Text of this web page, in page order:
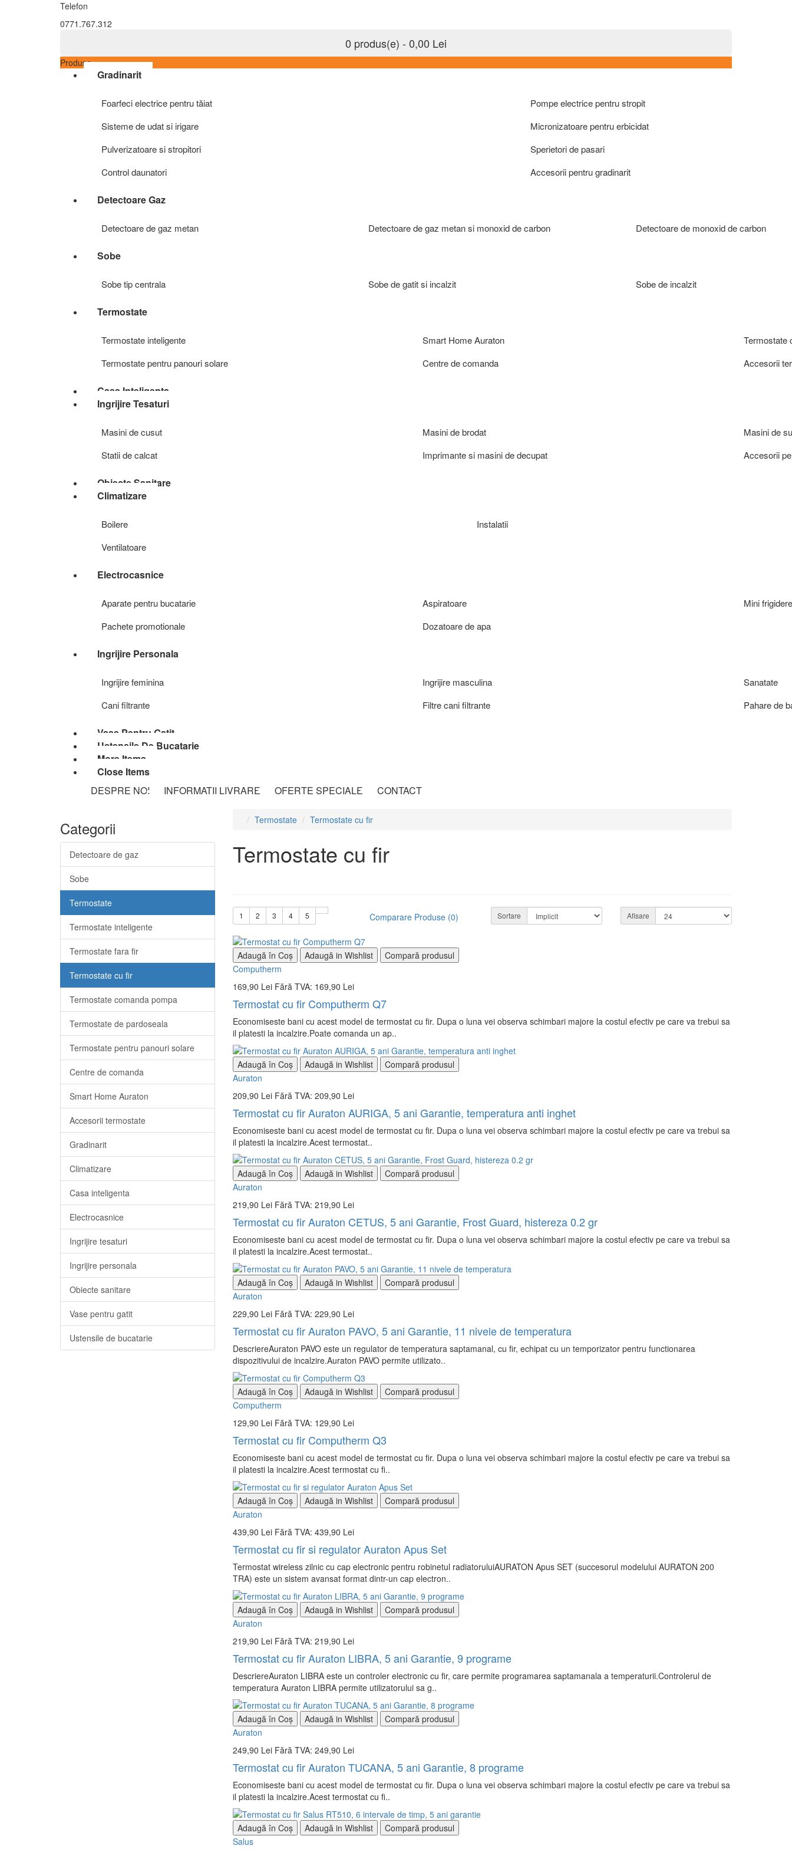
Telefon
0771.767.312
0 produs(e) - 0,00 Lei
Produse
Gradinarit
Foarfeci electrice pentru tăiat
Pompe electrice pentru stropit
Sisteme de udat si irigare
Micronizatoare pentru erbicidat
Pulverizatoare si stropitori
Sperietori de pasari
Control daunatori
Accesorii pentru gradinarit
Detectoare Gaz
Detectoare de gaz metan Detectoare de gaz metan si monoxid de carbon Detectoare de monoxid de carbon
Sobe
Sobe tip centrala Sobe de gatit si incalzit Sobe de incalzit
Termostate
Termostate inteligente Smart Home Auraton
Termostate
Termostate pentru panouri solare
Centre de comanda Accesorii
Casa Inteligenta
Ingrijire Tesaturi
Masini de cusut Masini de brodat
Masini de
Statii de calcat
Imprimante si masini de decupat Accesorii
Obiecte Sanitare
Climatizare
Boilere
Instalatii
Ventilatoare
Electrocasnice
Aparate pentru bucatarie Aspiratoare
Mini frigidere
Pachete promotionale
Dozatoare de apa
Ingrijire Personala
Ingrijire feminina Ingrijire masculina
Sanatate
Cani filtrante
Filtre cani filtrante Pahare de
Vase Pentru Gatit
Ustensile De Bucatarie
More Items
Close Items
DESPRE NOI
INFORMATII LIVRARE OFERTE SPECIALE CONTACT
Categorii
Detectoare de gaz
Sobe
Termostate
Termostate inteligente
Termostate fara fir
Termostate cu fir
Termostate comanda pompa
Termostate de pardoseala
Termostate pentru panouri solare
Centre de comanda
Smart Home Auraton
Accesorii termostate
Gradinarit
Climatizare
Casa inteligenta
Electrocasnice
Ingrijire tesaturi
Ingrijire personala
Obiecte sanitare
Vase pentru gatit
Ustensile de bucatarie
Termostate Termostate cu fir
Termostate cu fir
1 2 3 4 5 Comparare Produse (0) Sortare Afisare
Adaugă în Coş Adaugă in Wishlist
Compară produsul
Computherm
169,90 Lei Fără TVA: 169,90 Lei
Termostat cu fir Computherm Q7
Economiseste bani cu acest model de termostat cu fir. Dupa o luna vei observa schimbari majore la costul efectiv pe care va trebui sa
il platesti la incalzire.Poate comanda un ap..
Adaugă în Coş Adaugă in Wishlist
Compară produsul
Auraton
209,90 Lei Fără TVA: 209,90 Lei
Termostat cu fir Auraton AURIGA, 5 ani Garantie, temperatura anti inghet
Economiseste bani cu acest model de termostat cu fir. Dupa o luna vei observa schimbari majore la costul efectiv pe care va trebui sa
il platesti la incalzire.Acest termostat..
Adaugă în Coş Adaugă in Wishlist
Compară produsul
Auraton
219,90 Lei Fără TVA: 219,90 Lei
Termostat cu fir Auraton CETUS, 5 ani Garantie, Frost Guard, histereza 0.2 gr
Economiseste bani cu acest model de termostat cu fir. Dupa o luna vei observa schimbari majore la costul efectiv pe care va trebui sa
il platesti la incalzire.Acest termostat..
Adaugă în Coş Adaugă in Wishlist
Compară produsul
Auraton
229,90 Lei Fără TVA: 229,90 Lei
Termostat cu fir Auraton PAVO, 5 ani Garantie, 11 nivele de temperatura
DescriereAuraton PAVO este un regulator de temperatura saptamanal, cu fir, echipat cu un temporizator pentru functionarea
dispozitivului de incalzire.Auraton PAVO permite utilizato..
Adaugă în Coş Adaugă in Wishlist
Compară produsul
Computherm
129,90 Lei Fără TVA: 129,90 Lei
Termostat cu fir Computherm Q3
Economiseste bani cu acest model de termostat cu fir. Dupa o luna vei observa schimbari majore la costul efectiv pe care va trebui sa
il platesti la incalzire.Acest termostat cu fi..
Adaugă în Coş Adaugă in Wishlist
Compară produsul
Auraton
439,90 Lei Fără TVA: 439,90 Lei
Termostat cu fir si regulator Auraton Apus Set
Termostat wireless zilnic cu cap electronic pentru robinetul radiatoruluiAURATON Apus SET (succesorul modelului AURATON 200
TRA) este un sistem avansat format dintr-un cap electron..
Adaugă în Coş Adaugă in Wishlist
Compară produsul
Auraton
219,90 Lei Fără TVA: 219,90 Lei
Termostat cu fir Auraton LIBRA, 5 ani Garantie, 9 programe
DescriereAuraton LIBRA este un controler electronic cu fir, care permite programarea saptamanala a temperaturii.Controlerul de
temperatura Auraton LIBRA permite utilizatorului sa g..
Adaugă în Coş Adaugă in Wishlist
Compară produsul
Auraton
249,90 Lei Fără TVA: 249,90 Lei
Termostat cu fir Auraton TUCANA, 5 ani Garantie, 8 programe
Economiseste bani cu acest model de termostat cu fir. Dupa o luna vei observa schimbari majore la costul efectiv pe care va trebui sa
il platesti la incalzire.Acest termostat cu fi..
Adaugă în Coş Adaugă in Wishlist
Compară produsul
Salus